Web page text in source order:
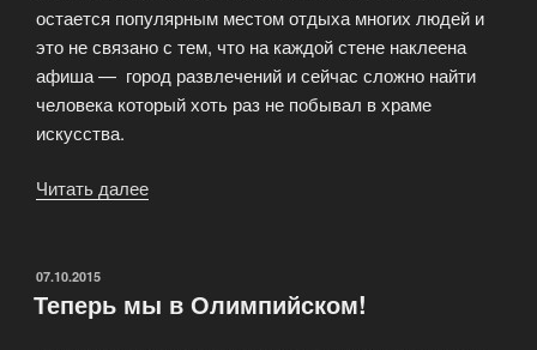
остается популярным местом отдыха многих людей и
это не связано с тем, что на каждой стене наклеена
афиша — город развлечений и сейчас сложно найти
человека который хоть раз не побывал в храме
искусства.
Читать далее
наценкой?»
ОПУБЛИКОВАНО
07.10.2015
Теперь мы в Олимпийском!